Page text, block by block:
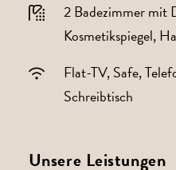
2 Badezimmer mit
Kosmetikspiegel,
Flat-TV, Safe,
Schreibtisch
Unsere Leistungen